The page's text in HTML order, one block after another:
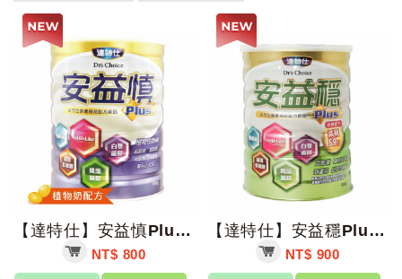
【達特仕】安益慎Plus 900g/罐【上好藥局銀髮照護】低鈉 低磷 低蛋白
NT$ 800
【達特仕】安益穩Plus 減糖配方 900g/罐【上好藥局銀髮照護】高纖無負擔 ...
NT$ 900